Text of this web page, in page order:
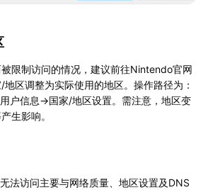
限制访问的情况，建议前往Nintendo官网
区调整为实际使用的地区。操作路径为：
户信息→国家/地区设置。需注意，地区变
生影响。
法访问主要与网络质量、地区设置及DNS